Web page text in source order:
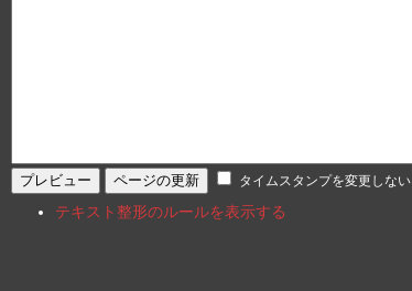
タイムスタンプを変更しない
テキスト整形のルールを表示する